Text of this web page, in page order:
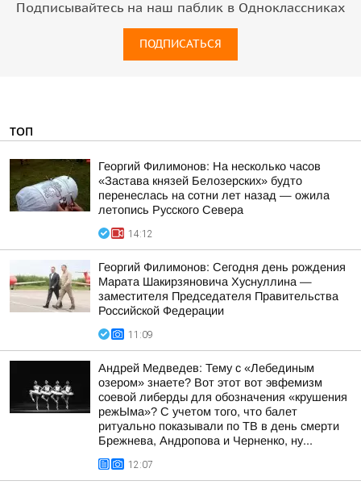
Подписывайтесь на наш паблик в Одноклассниках
ПОДПИСАТЬСЯ
ТОП
Георгий Филимонов: На несколько часов
«Застава князей Белозерских» будто
перенеслась на сотни лет назад — ожила
летопись Русского Севера
14:12
Георгий Филимонов: Сегодня день рождения
Марата Шакирзяновича Хуснуллина —
заместителя Председателя Правительства
Российской Федерации
11:09
Андрей Медведев: Тему с «Лебединым
озером» знаете? Вот этот вот эвфемизм
соевой либерды для обозначения «крушения
режЫма»? С учетом того, что балет
ритуально показывали по ТВ в день смерти
Брежнева, Андропова и Черненко, ну...
12:07